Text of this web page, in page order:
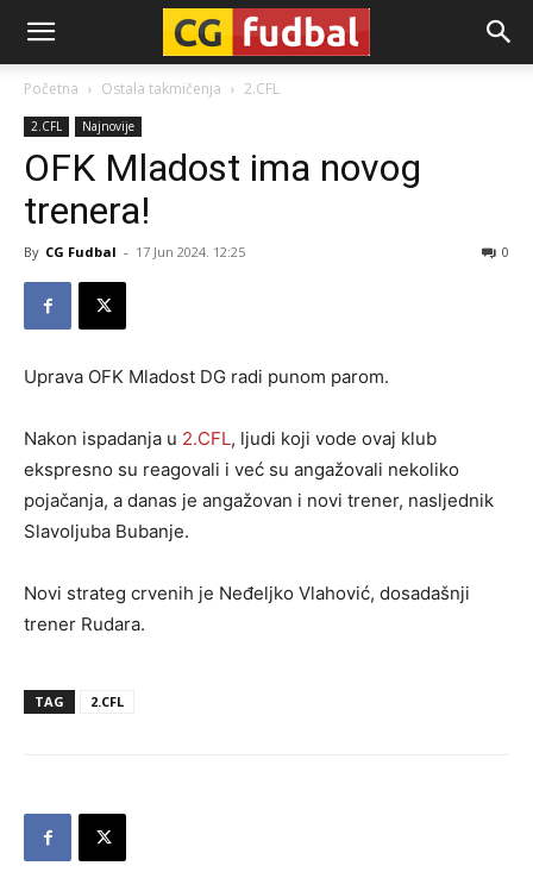
CG-
Fudbal
Početna Ostala takmičenja 2.CFL
2.CFL Najnovije
OFK Mladost ima novog
trenera!
By CG Fudbal - 17 Jun 2024. 12:25 0
Uprava OFK Mladost DG radi punom parom.
Nakon ispadanja u 2.CFL, ljudi koji vode ovaj klub
ekspresno su reagovali i već su angažovali nekoliko
pojačanja, a danas je angažovan i novi trener, nasljednik
Slavoljuba Bubanje.
Novi strateg crvenih je Neđeljko Vlahović, dosadašnji
trener Rudara.
TAG 2.CFL